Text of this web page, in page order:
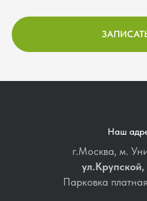
Наш
г.Москва, м.
ул.Крупской,
Парковка